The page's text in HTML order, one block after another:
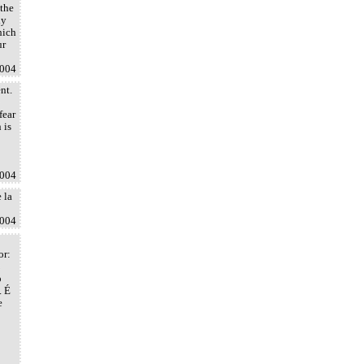
is
la
É